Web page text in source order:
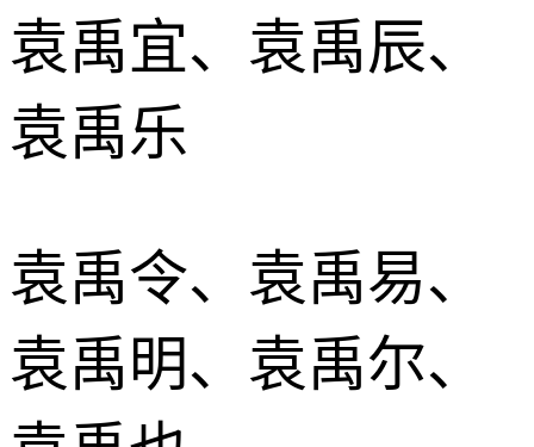
袁禹宜、袁禹辰、
袁禹乐
袁禹令、袁禹易、
袁禹明、袁禹尔、